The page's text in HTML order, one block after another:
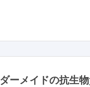
ーメイドの抗生